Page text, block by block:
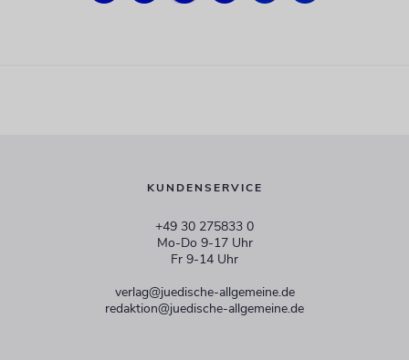
KUNDENSERVICE
+49 30 275833 0
Mo-Do 9-17 Uhr
Fr 9-14 Uhr
verlag@juedische-allgemeine.de
redaktion@juedische-allgemeine.de